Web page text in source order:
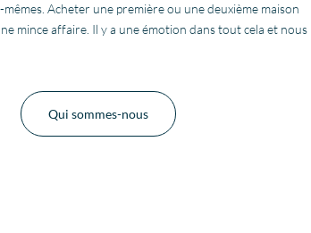
Acheter une première ou une deuxième maison
mince affaire. Il y a une émotion dans tout cela et nous
Qui sommes-nous